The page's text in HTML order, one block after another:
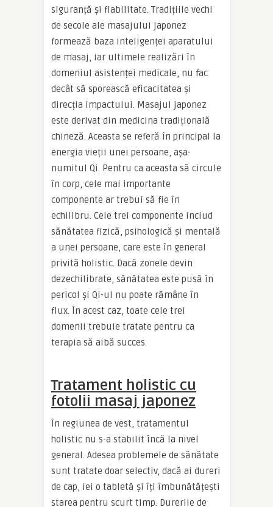
siguranță și fiabilitate. Tradițiile vechi
de secole ale masajului japonez
formează baza inteligenței aparatului
de masaj, iar ultimele realizări în
domeniul asistenței medicale, nu fac
decât să sporească eficacitatea și
direcția impactului. Masajul japonez
este derivat din medicina tradițională
chineză. Aceasta se referă în principal la
energia vieții unei persoane, așa-
numitul Qi. Pentru ca aceasta să circule
în corp, cele mai importante
componente ar trebui să fie în
echilibru. Cele trei componente includ
sănătatea fizică, psihologică și mentală
a unei persoane, care este în general
privită holistic. Dacă zonele devin
dezechilibrate, sănătatea este pusă în
pericol și Qi-ul nu poate rămâne în
flux. În acest caz, toate cele trei
domenii trebuie tratate pentru ca
terapia să aibă succes.
Tratament holistic cu
fotolii masaj japonez
În regiunea de vest, tratamentul
holistic nu s-a stabilit încă la nivel
general. Adesea problemele de sănătate
sunt tratate doar selectiv, dacă ai dureri
de cap, iei o tabletă și îți îmbunătățești
starea pentru scurt timp. Durerile de